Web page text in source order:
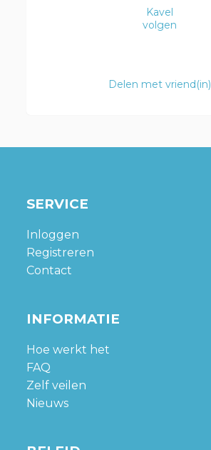
Kavel
volgen
Delen met vriend(in)
SERVICE
Inloggen
Registreren
Contact
INFORMATIE
Hoe werkt het
FAQ
Zelf veilen
Nieuws